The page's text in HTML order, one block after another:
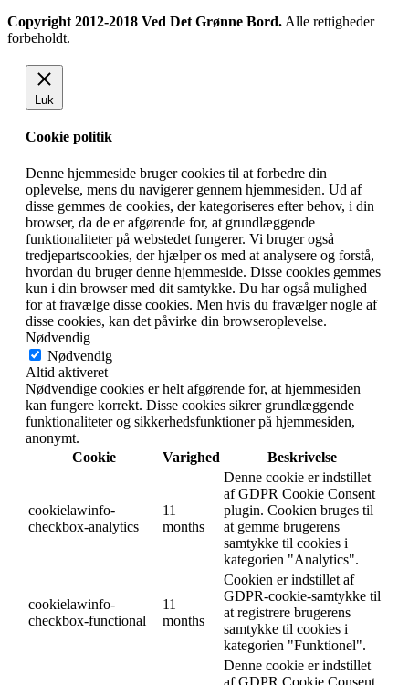
Copyright 2012-2018 Ved Det Grønne Bord. Alle rettigheder
forbeholdt.
Luk
Cookie politik
Denne hjemmeside bruger cookies til at forbedre din
oplevelse, mens du navigerer gennem hjemmesiden. Ud af
disse gemmes de cookies, der kategoriseres efter behov, i din
browser, da de er afgørende for, at grundlæggende
funktionaliteter på webstedet fungerer. Vi bruger også
tredjepartscookies, der hjælper os med at analysere og forstå,
hvordan du bruger denne hjemmeside. Disse cookies gemmes
kun i din browser med dit samtykke. Du har også mulighed
for at fravælge disse cookies. Men hvis du fravælger nogle af
disse cookies, kan det påvirke din browseroplevelse.
Nødvendig
Nødvendig
Altid aktiveret
Nødvendige cookies er helt afgørende for, at hjemmesiden
kan fungere korrekt. Disse cookies sikrer grundlæggende
funktionaliteter og sikkerhedsfunktioner på hjemmesiden,
anonymt.
Cookie
Varighed Beskrivelse
cookielawinfo-
checkbox-analytics
11
months
Denne cookie er indstillet
af GDPR Cookie Consent
plugin. Cookien bruges til
at gemme brugerens
samtykke til cookies i
kategorien "Analytics".
cookielawinfo-
checkbox-functional
11
months
Cookien er indstillet af
GDPR-cookie-samtykke til
at registrere brugerens
samtykke til cookies i
kategorien "Funktionel".
Denne cookie er indstillet
af GDPR Cookie Consent